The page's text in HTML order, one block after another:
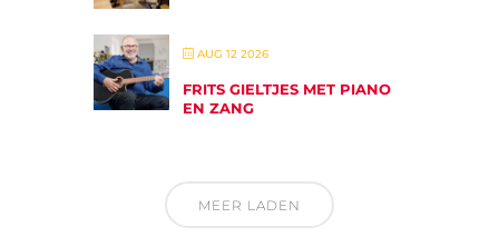
AUG 12 2026
FRITS GIELTJES MET PIANO
EN ZANG
MEER LADEN